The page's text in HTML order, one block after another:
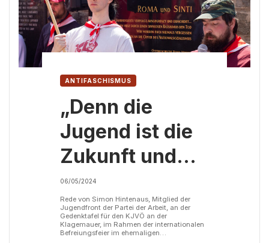
ANTIFASCHISMUS
„Denn die
Jugend ist die
Zukunft und
die Zukunft ist
der
Sozialismus!“
06/05/2024
Rede von Simon Hintenaus, Mitglied der
Jugendfront der Partei der Arbeit, an der
Gedenktafel für den KJVÖ an der
Klagemauer, im Rahmen der internationalen
Befreiungsfeier im ehemaligen